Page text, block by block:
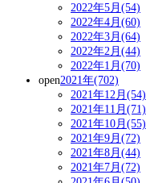
2022年5月(54)
2022年4月(60)
2022年3月(64)
2022年2月(44)
2022年1月(70)
open2021年(702)
2021年12月(54)
2021年11月(71)
2021年10月(55)
2021年9月(72)
2021年8月(44)
2021年7月(72)